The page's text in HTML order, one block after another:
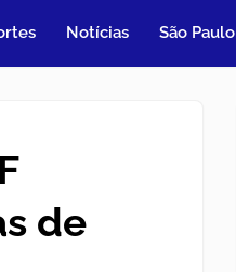
Notícias São Paulo
de